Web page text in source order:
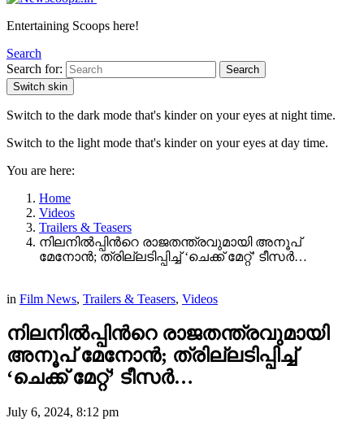
Entertaining Scoops here!
Search
Search for:
Search
Switch skin
Switch to the dark mode that's kinder on your eyes at night time.
Switch to the light mode that's kinder on your eyes at day time.
You are here:
Home
Videos
Trailers & Teasers
നിലനിൽപ്പിന്‍റെ രാജതന്ത്രവുമായി അനൂപ്
മേനോൻ; ത്രില്ലടിപ്പിച്ച് ‘ചെക്ക് മേറ്റ്’ ടീസർ…
in Film News, Trailers & Teasers, Videos
നിലനിൽപ്പിന്‍റെ രാജതന്ത്രവുമായി
അനൂപ് മേനോൻ; ത്രില്ലടിപ്പിച്ച്
‘ചെക്ക് മേറ്റ്’ ടീസർ…
July 6, 2024, 8:12 pm